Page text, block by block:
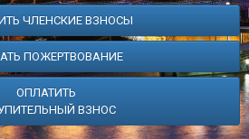
ЧЛЕНСКИЕ ВЗНОСЫ
ПОЖЕРТВОВАНИЕ
ОПЛАТИТЬ
ВЗНОС